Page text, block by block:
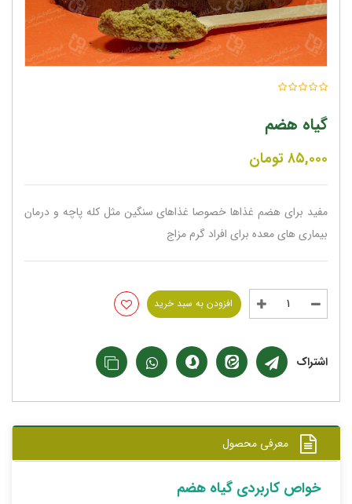
گیاه هضم
۸۵,۰۰۰تومان
مفید برای هضم غذاها خصوصا غذاهای سنگین مثل کله پاچه و درمان
بیماری های معده برای افراد گرم مزاج
افزودن به سبد خرید
اشتراک
معرفی محصول
خواص کاربردی گیاه هضم